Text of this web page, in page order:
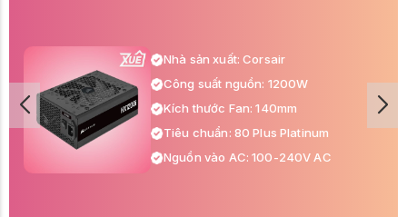
Nhà sản xuất: Corsair
Công suất nguồn: 1200W
Kích thước Fan: 140mm
Tiêu chuẩn: 80 Plus Platinum
Nguồn vào AC: 100-240V AC